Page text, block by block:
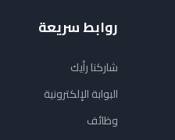
روابط سريعة
شاركنا رأيك
البوابة الإلكترونية
وظائف